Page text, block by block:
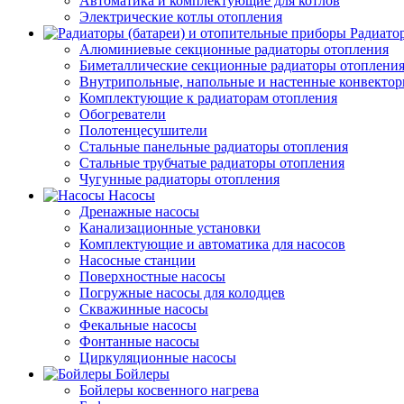
Электрические котлы отопления
Алюминиевые секционные радиаторы отопления
Биметаллические секционные радиаторы отопления
Внутрипольные, напольные и настенные
Комплектующие к радиаторам отопления
Обогреватели
Полотенцесушители
Стальные панельные радиаторы отопления
Стальные трубчатые радиаторы отопления
Чугунные радиаторы отопления
Насосы
Дренажные насосы
Канализационные установки
Комплектующие и автоматика для насосов
Насосные станции
Поверхностные насосы
Погружные насосы для колодцев
Скважинные насосы
Фекальные насосы
Фонтанные насосы
Циркуляционные насосы
Бойлеры
Бойлеры косвенного нагрева